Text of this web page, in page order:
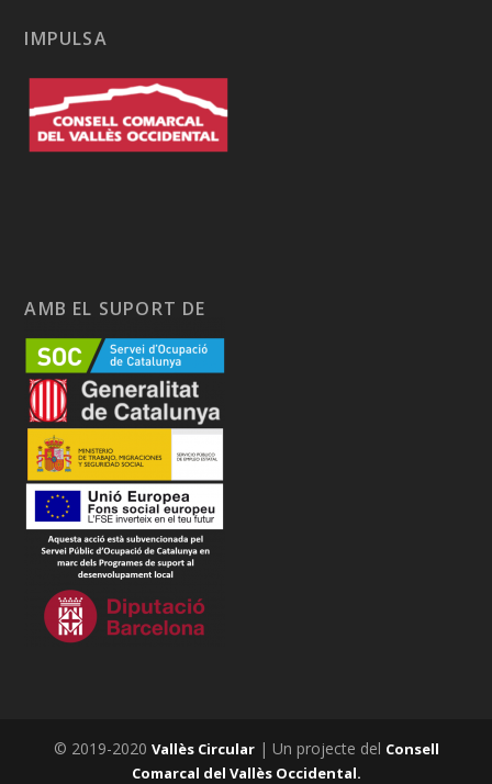
IMPULSA
AMB EL SUPORT DE
© 2019-2020 Vallès Circular| Un projecte del Consell
Comarcal del Vallès Occidental.